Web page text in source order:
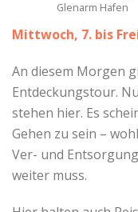
Glenarm Hafen
Mittwoch, 7. bis
An diesem Morgen
Entdeckungstour.
stehen hier. Es
Gehen zu sein –
Ver- und
weiter muss.